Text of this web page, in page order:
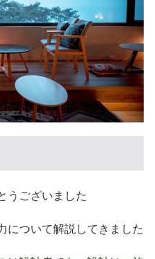
うございました
について解説してきました